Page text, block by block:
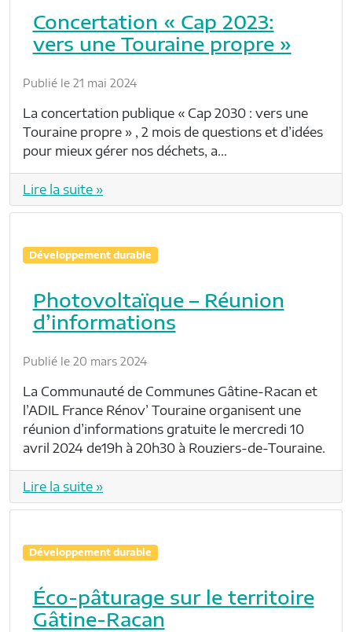
Concertation « Cap 2023:
vers une Touraine propre »
Publié le 21 mai 2024
La concertation publique « Cap 2030 : vers une
Touraine propre » , 2 mois de questions et d’idées
pour mieux gérer nos déchets, a…
Lire la suite »
Développement durable
Photovoltaïque – Réunion
d’informations
Publié le 20 mars 2024
La Communauté de Communes Gâtine-Racan et
l’ADIL France Rénov’ Touraine organisent une
réunion d’informations gratuite le mercredi 10
avril 2024 de19h à 20h30 à Rouziers-de-Touraine.
Lire la suite »
Développement durable
Éco-pâturage sur le territoire
Gâtine-Racan